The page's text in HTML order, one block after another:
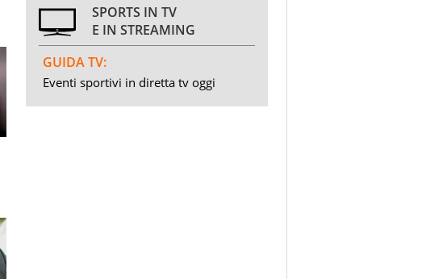
SPORTS IN TV
E IN STREAMING
GUIDA TV:
Eventi sportivi in diretta tv oggi